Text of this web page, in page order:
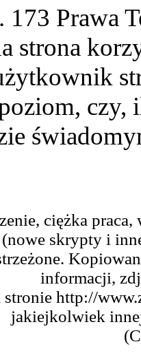
173 Prawa
strona
ciężka
(nowe skrypty i
informacji,
stronie http://
jakiejkolwiek